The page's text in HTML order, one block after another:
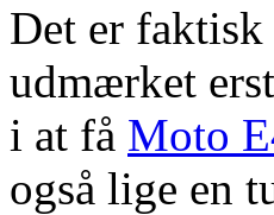
Det er
udmærket
i at få Moto
også lige en